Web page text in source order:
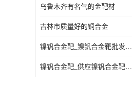
乌鲁木齐有名气的金靶材
吉林市质量好的铜合金
镍钒合金靶_镍钒合金靶批发_镍钒合金靶供应商
镍钒合金靶_供应镍钒合金靶_镍钒合金靶厂家